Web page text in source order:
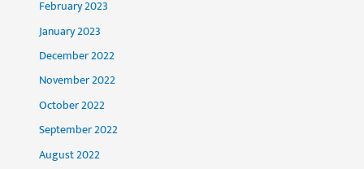
February 2023
January 2023
December 2022
November 2022
October 2022
September 2022
August 2022